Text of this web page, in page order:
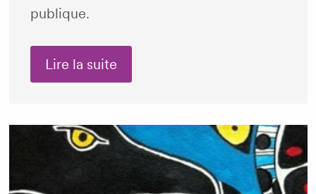
publique.
Lire la suite